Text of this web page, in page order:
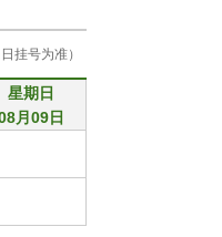
挂号为准）
星期日
月09日